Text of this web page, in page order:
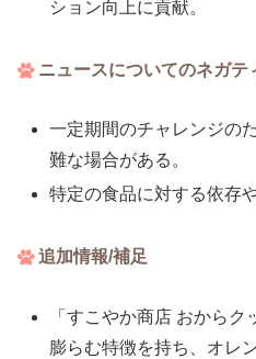
ション向上に貢献。
ニュースについてのネガテ
一定期間のチャレンジの
難な場合がある。
特定の食品に対する依存
追加情報/補足
「すこやか商店 おから
膨らむ特徴を持ち、オレ